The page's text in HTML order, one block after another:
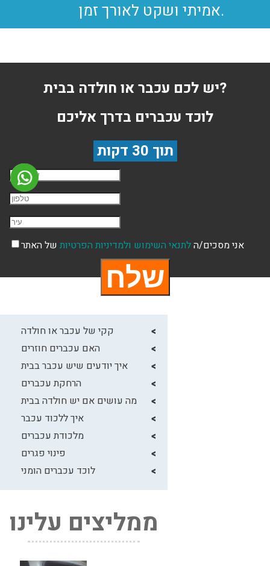
קקי של עכבר או חולדה
האם עכברים חוזרים
איך יודעים שיש עכבר בבית
הרחקת עכברים
מה עושים אם יש חולדה בבית
איך ללכוד עכבר
מלכודת עכברים
פינוי פגרים
לוכד עכברים הומני
ממליצים עלינו
יש לכם עכבר או חולדה בבית?
לוכד עכברים בדרך אליכם
שם השולח
טלפון
עיר
אני מסכים/הלתנאי השימוש ולמדיניות הפרטיות של האתר